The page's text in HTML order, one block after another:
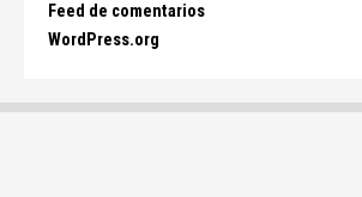
Feed de comentarios
WordPress.org